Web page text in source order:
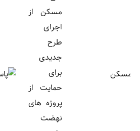
مسکن از
اجرای
طرح
جدیدی
برای
حمایت از
پروژه های
نهضت